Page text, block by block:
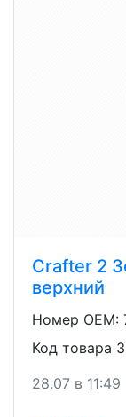
Crafter 2
верхний
Номер OEM:
Код товара
28.07 в 11:49